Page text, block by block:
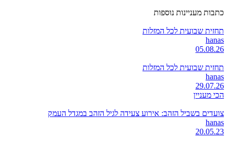
כתבות מעניינות נוספות
תחזית שבועית לכל המזלות
hanas
05.08.26
תחזית שבועית לכל המזלות
hanas
29.07.26
הכי מעניין
צועדים בשביל הזהב: אירוע צעידה לגיל הזהב במגדל העמק
hanas
20.05.23